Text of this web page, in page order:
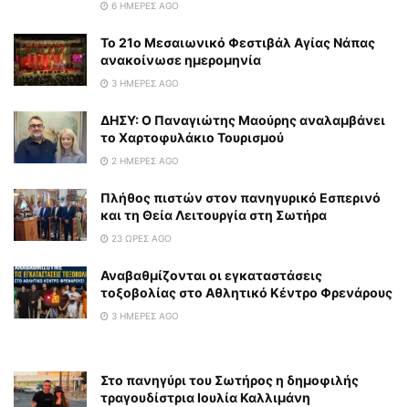
6 ΗΜΈΡΕΣ AGO
To 21ο Μεσαιωνικό Φεστιβάλ Αγίας Νάπας
ανακοίνωσε ημερομηνία
3 ΗΜΈΡΕΣ AGO
ΔΗΣΥ: Ο Παναγιώτης Μαούρης αναλαμβάνει
το Χαρτοφυλάκιο Τουρισμού
2 ΗΜΈΡΕΣ AGO
Πλήθος πιστών στον πανηγυρικό Εσπερινό
και τη Θεία Λειτουργία στη Σωτήρα
23 ΏΡΕΣ AGO
Αναβαθμίζονται οι εγκαταστάσεις
τοξοβολίας στο Αθλητικό Κέντρο Φρενάρους
3 ΗΜΈΡΕΣ AGO
Στο πανηγύρι του Σωτήρος η δημοφιλής
τραγουδίστρια Ιουλία Καλλιμάνη